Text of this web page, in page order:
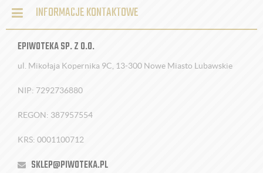
INFORMACJE KONTAKTOWE
EPIWOTEKA SP. Z O.O.
ul. Mikołaja Kopernika 9C, 13-300 Nowe Miasto Lubawskie
NIP: 7292736880
REGON: 387957554
KRS: 0001100712
SKLEP@PIWOTEKA.PL